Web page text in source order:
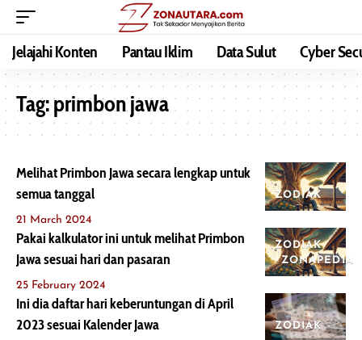
Jelajahi Konten Pantau Iklim Data Sulut Cyber
Tag:primbon jawa
ZODIAK
Melihat Primbon Jawa secara lengkap untuk
semua tanggal
21 March 2024
ZODIAK
ZONAPEDIA
Pakai kalkulator ini untuk melihat Primbon
Jawa sesuai hari dan pasaran
25 February 2024
ZODIAK
Ini dia daftar hari keberuntungan di April
2023 sesuai Kalender Jawa